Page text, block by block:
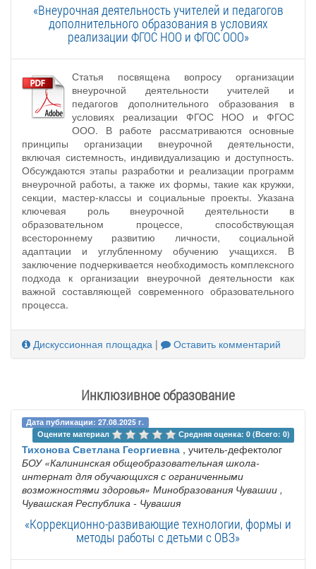
«Внеурочная деятельность учителей и педагогов
дополнительного образования в условиях
реализации ФГОС НОО и ФГОС ООО»
Статья посвящена вопросу организации
внеурочной деятельности учителей и
педагогов дополнительного образования в
условиях реализации ФГОС НОО и ФГОС
ООО. В работе рассматриваются основные
принципы организации внеурочной деятельности,
включая системность, индивидуализацию и доступность.
Обсуждаются этапы разработки и реализации программ
внеурочной работы, а также их формы, такие как кружки,
секции, мастер-классы и социальные проекты. Указана
ключевая роль внеурочной деятельности в
образовательном процессе, способствующая
всестороннему развитию личности, социальной
адаптации и углубленному обучению учащихся. В
заключение подчеркивается необходимость комплексного
подхода к организации внеурочной деятельности как
важной составляющей современного образовательного
процесса.
Дискуссионная площадка | Оставить комментарий
Инклюзивное образование
Дата публикации: 27.08.2025 г.
Оцените материал
Средняя оценка: 0 (Всего: 0)
Тихонова Светлана Георгиевна , учитель-дефектолог
БОУ «Калининская общеобразовательная школа-
интернат для обучающихся с ограниченными
возможностями здоровья» Минобразования Чувашии ,
Чувашская Республика - Чувашия
«Коррекционно-развивающие технологии, формы и
методы работы с детьми с ОВЗ»